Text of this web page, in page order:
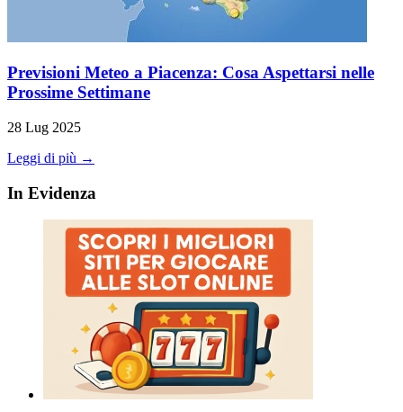
Previsioni Meteo a Piacenza: Cosa Aspettarsi nelle
Prossime Settimane
28 Lug 2025
Leggi di più →
In Evidenza